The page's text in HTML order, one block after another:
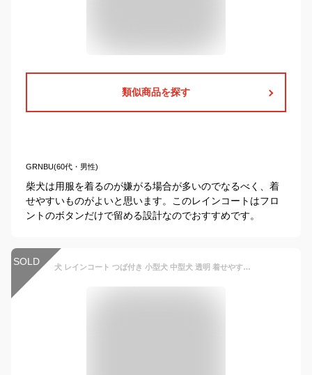
類似商品を探す
GRNBU(60代・男性)
柴犬は用服を着るのが嫌がる場合が多いのでなるべく、着
せやすいものがよいと思います。このレインコートはフロ
ントのボタンだけで留める設計なのでおすすめです。
SOLD 犬 レインコート つば付き 小型犬 中型犬 透明 着せやすい 散歩着 ビニールマスク フード付き 帽子 ポンチョ カッパ 合羽 雨具 撥水 防水 安全 前開き スナップボタン ドッグウェア おしゃれ 柴犬 簡単 良く見える 梅雨対策